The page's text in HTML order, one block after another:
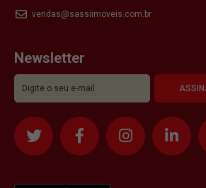
vendas@sassiimoveis.com.br
Newsletter